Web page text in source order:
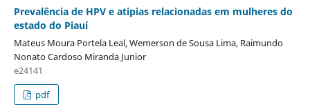
Prevalência de HPV e atipias relacionadas em mulheres do
estado do Piauí
Mateus Moura Portela Leal, Wemerson de Sousa Lima, Raimundo
Nonato Cardoso Miranda Junior
e24141
pdf